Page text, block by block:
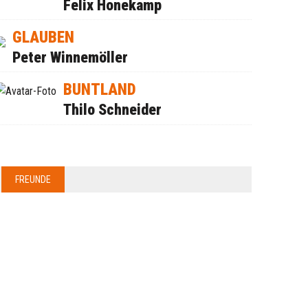
Felix Honekamp
GLAUBEN
Peter Winnemöller
BUNTLAND
Thilo Schneider
FREUNDE